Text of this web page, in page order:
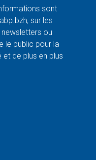
sont
sur les
ou
le public pour la
de plus en plus